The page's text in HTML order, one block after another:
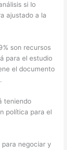
si lo
ajustado a la
son recursos
para el estudio
el documento
teniendo
política para el
negociar y